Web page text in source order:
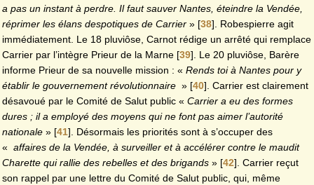
a pas un instant à perdre. Il faut sauver Nantes, éteindre la Vendée,
réprimer les élans despotiques de Carrier » [38]. Robespierre agit
immédiatement. Le 18 pluviôse, Carnot rédige un arrêté qui remplace
Carrier par l’intègre Prieur de la Marne [39]. Le 20 pluviôse, Barère
informe Prieur de sa nouvelle mission : « Rends toi à Nantes pour y
établir le gouvernement révolutionnaire » [40]. Carrier est clairement
désavoué par le Comité de Salut public « Carrier a eu des formes
dures ; il a employé des moyens qui ne font pas aimer l’autorité
nationale » [41]. Désormais les priorités sont à s’occuper des
« affaires de la Vendée, à surveiller et à accélérer contre le maudit
Charette qui rallie des rebelles et des brigands » [42]. Carrier reçut
son rappel par une lettre du Comité de Salut public, qui, même